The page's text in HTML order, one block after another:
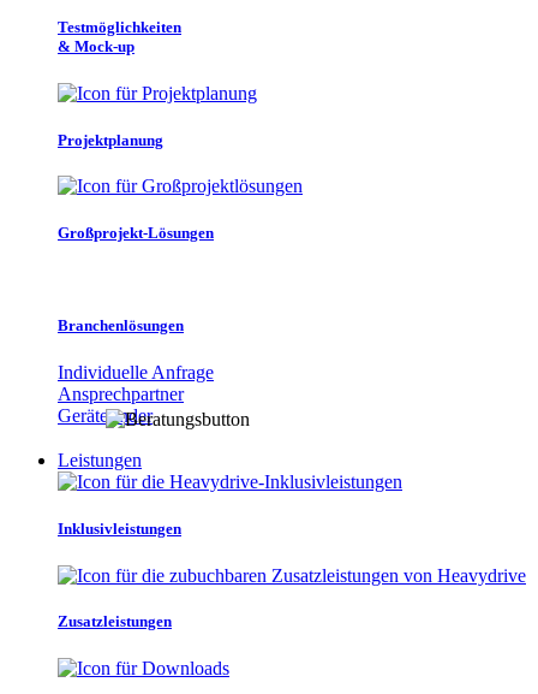
Testmöglichkeiten
& Mock-up
Projektplanung
Großprojekt-Lösungen
Branchenlösungen
Individuelle Anfrage
Ansprechpartner
Gerätefinder
Leistungen
Inklusivleistungen
Zusatzleistungen